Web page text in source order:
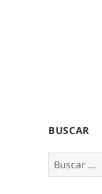
BUSCAR
Buscar: